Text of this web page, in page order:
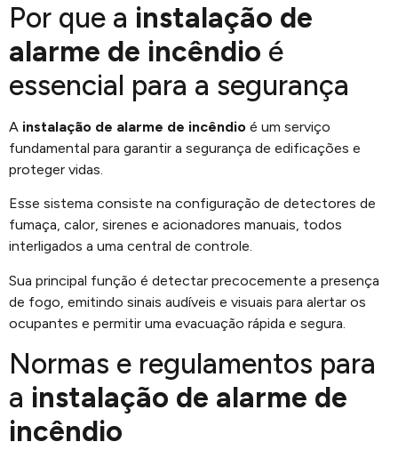
Por que a instalação de
alarme de incêndio é
essencial para a segurança
A instalação de alarme de incêndio é um serviço
fundamental para garantir a segurança de edificações e
proteger vidas.
Esse sistema consiste na configuração de detectores de
fumaça, calor, sirenes e acionadores manuais, todos
interligados a uma central de controle.
Sua principal função é detectar precocemente a presença
de fogo, emitindo sinais audíveis e visuais para alertar os
ocupantes e permitir uma evacuação rápida e segura.
Normas e regulamentos para
a instalação de alarme de
incêndio